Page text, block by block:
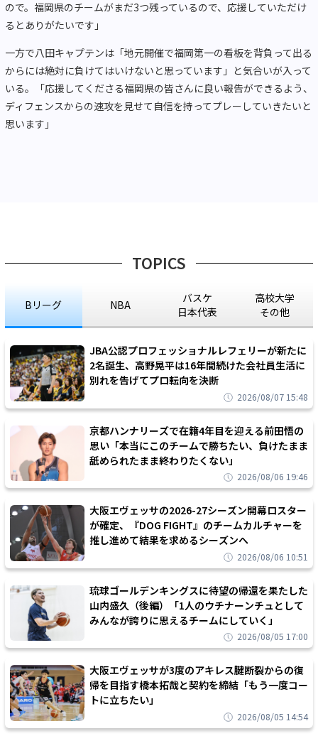
ので。福岡県のチームがまだ3つ残っているので、応援していただけ
るとありがたいです」
一方で八田キャプテンは「地元開催で福岡第一の看板を背負って出る
からには絶対に負けてはいけないと思っています」と気合いが入って
いる。「応援してくださる福岡県の皆さんに良い報告ができるよう、
ディフェンスからの速攻を見せて自信を持ってプレーしていきたいと
思います」
TOPICS
Bリーグ NBA
バスケ
日本代表
高校大学
その他
JBA公認プロフェッショナルレフェリーが新たに
2名誕生、高野晃平は16年間続けた会社員生活に
別れを告げてプロ転向を決断
2026/08/07 15:48
京都ハンナリーズで在籍4年目を迎える前田悟の
思い「本当にこのチームで勝ちたい、負けたまま
舐められたまま終わりたくない」
2026/08/06 19:46
大阪エヴェッサの2026-27シーズン開幕ロスター
が確定、『DOG FIGHT』のチームカルチャーを
推し進めて結果を求めるシーズンへ
2026/08/06 10:51
琉球ゴールデンキングスに待望の帰還を果たした
山内盛久（後編）「1人のウチナーンチュとして
みんなが誇りに思えるチームにしていく」
2026/08/05 17:00
大阪エヴェッサが3度のアキレス腱断裂からの復
帰を目指す橋本拓哉と契約を締結「もう一度コー
トに立ちたい」
2026/08/05 14:54